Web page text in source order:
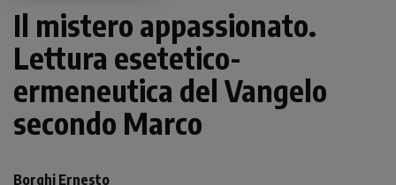
Il mistero appassionato.
Lettura esetetico-
ermeneutica del Vangelo
secondo Marco
Borghi Ernesto